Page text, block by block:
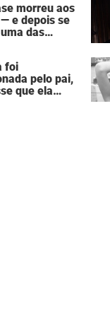
morreu aos
e depois se
das
foi
pelo pai,
que ela